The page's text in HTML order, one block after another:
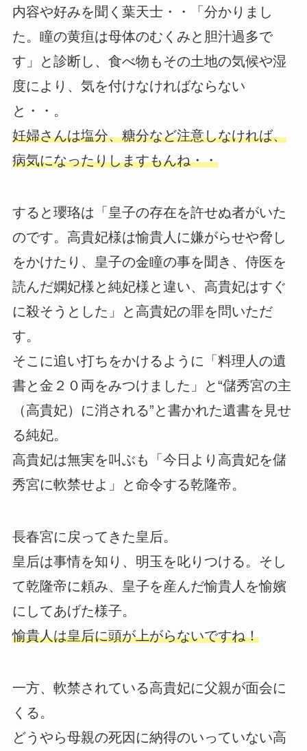
内容や好みを聞く葉天士・・「分かりまし
た。瞳の黄疸は母体のむくみと胆汁過多で
す」と診断し、食べ物もその土地の気候や湿
度により、気を付けなければならない
と・・。
妊婦さんは塩分、糖分など注意しなければ、
病気になったりしますもんね・・
すると瓔珞は「皇子の存在を許せぬ者がいた
のです。高貴妃様は愉貴人に嫌がらせや脅し
をかけたり、皇子の金瞳の事を聞き、侍医を
読んだ嫻妃様と純妃様と違い、高貴妃はすぐ
に殺そうとした」と高貴妃の罪を問いただ
す。
そこに追い打ちをかけるように「料理人の遺
書と金２０両をみつけました」と“儲秀宮の主
（高貴妃）に消される”と書かれた遺書を見せ
る純妃。
高貴妃は無実を叫ぶも「今日より高貴妃を儲
秀宮に軟禁せよ」と命令する乾隆帝。
長春宮に戻ってきた皇后。
皇后は事情を知り、明玉を叱りつける。そし
て乾隆帝に頼み、皇子を産んだ愉貴人を愉嬪
にしてあげた様子。
愉貴人は皇后に頭が上がらないですね！
一方、軟禁されている高貴妃に父親が面会に
くる。
どうやら母親の死因に納得のいっていない高